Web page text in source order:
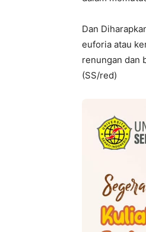
Dan
euforia atau
renungan dan
(SS/red)